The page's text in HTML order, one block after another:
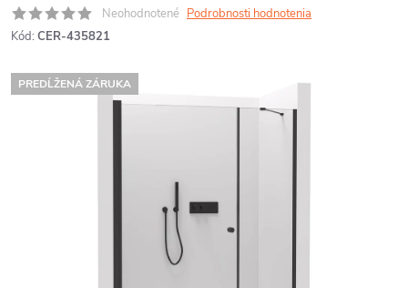
Neohodnotené Podrobnosti hodnotenia
Kód: CER-435821
PREDĹŽENÁ ZÁRUKA